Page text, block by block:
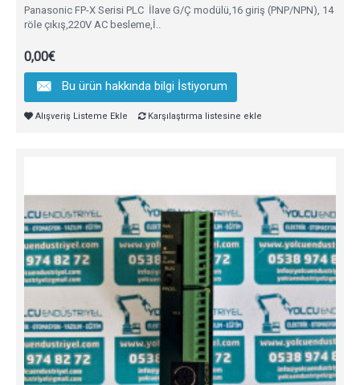
Panasonic FP-X Serisi PLC İlave G/Ç modülü,16 giriş (PNP/NPN), 14
röle çıkış,220V AC besleme,İ..
0,00€
Bu ürün hakkında bilgi İstiyorum
Alışveriş Listeme Ekle Karşılaştırma listesine ekle